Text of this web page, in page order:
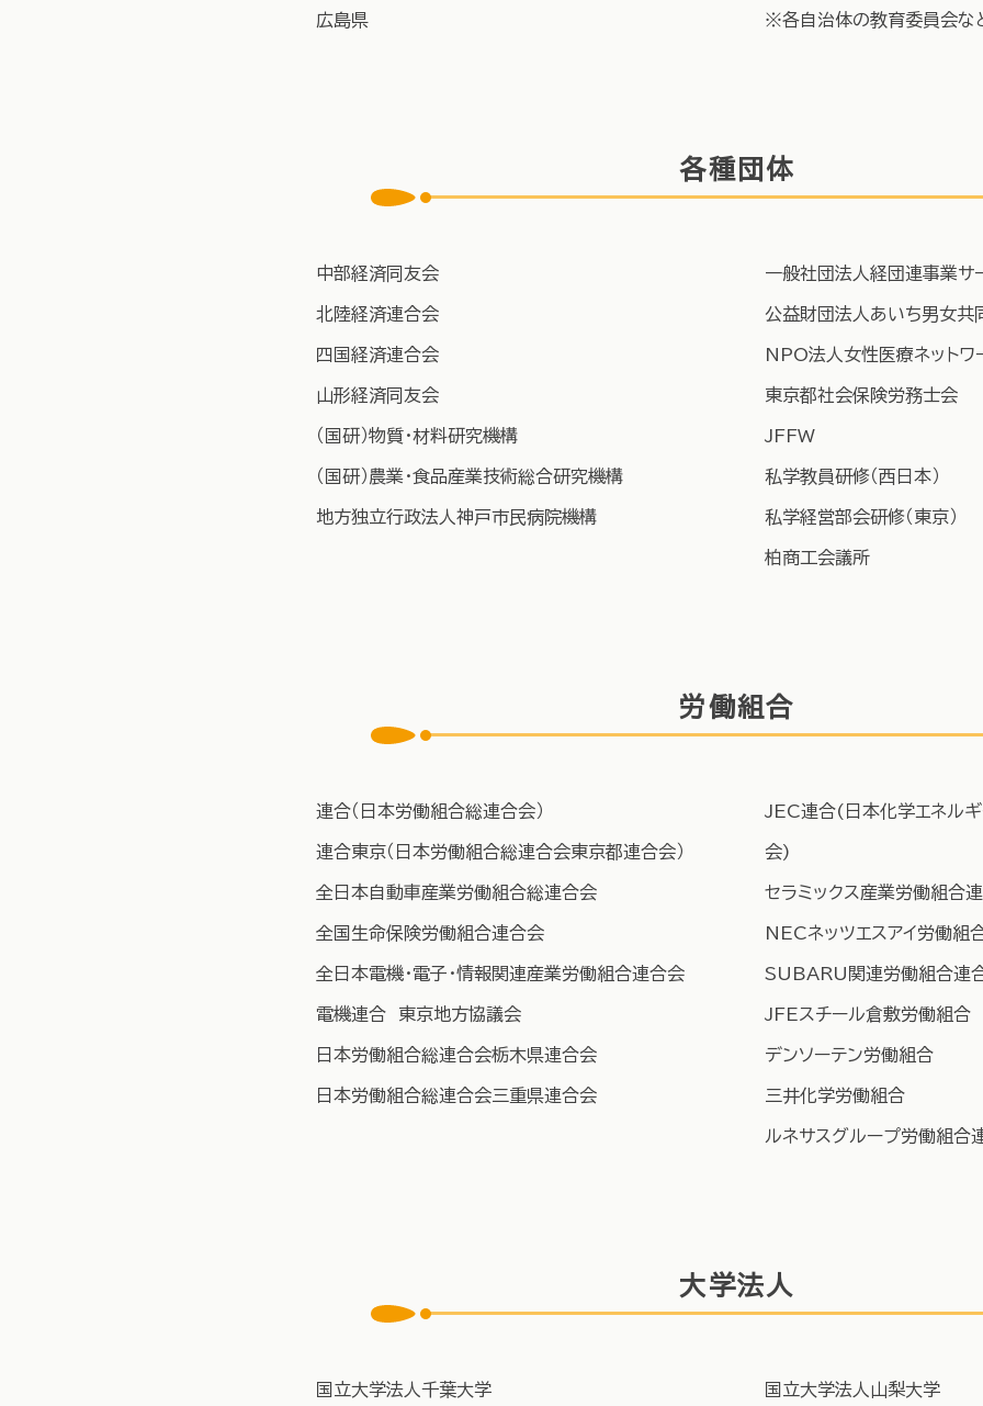
​​広島県 ※各自治体の教育委員会な
各種団体
​​中部経済同友会
北陸経済連合会
四国経済連合会
山形経済同友会
（国研）物質・材料研究機構
（国研）農業・食品産業技術総合研究機構
地方独立行政法人神戸市民病院機構
一般社団法人経団連事業サ
公益財団法人あいち男女共
NPO法人女性医療ネットワ
東京都社会保険労務士会
​JFFW
​私学教員研修（西日本）
私学経営部会研修（東京）
柏商工会議所
労働組合
連合（日本労働組合総連合会）
連合東京（日本労働組合総連合会東京都連合会）
全日本自動車産業労働組合総連合会
全国生命保険労働組合連合会
全日本電機・電子・情報関連産業労働組合連合会
電機連合 東京地方協議会
日本労働組合総連合会栃木県連合会
日本労働組合総連合会三重県連合会
JEC連合(日本化学エネル
会)
セラミックス産業労働組合
NECネッツエスアイ労働組
SUBARU関連労働組合連
JFEスチール倉敷労働組合
​デンソーテン労働組合
​三井化学労働組合
ルネサスグループ労働組合
大学法人
国立大学法人千葉大学 国立大学法人山梨大学